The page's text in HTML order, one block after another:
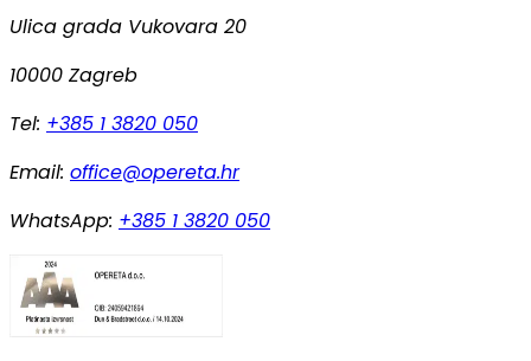
Ulica grada Vukovara 20
10000 Zagreb
Tel: +385 1 3820 050
Email: office@opereta.hr
WhatsApp: +385 1 3820 050